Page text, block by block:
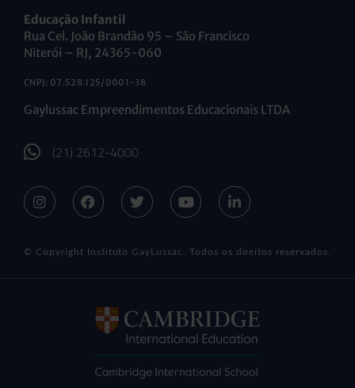
Educação Infantil
Rua Cel. João Brandão 95 – São Francisco
Niterói – RJ, 24365-060
CNPJ: 07.528.125/0001-38
Gaylussac Empreendimentos Educacionais LTDA
(21) 2612-4000
© Copyright Instituto GayLussac. Todos os direitos reservados.